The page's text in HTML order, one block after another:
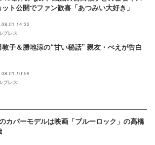
ット公開でファン歓喜「あつみい大好き」
14:32
プレス
子＆勝地涼の“甘い秘話” 親友・ぺえが告白
10:59
プレス
カバーモデルは映画「ブルーロック」の高橋